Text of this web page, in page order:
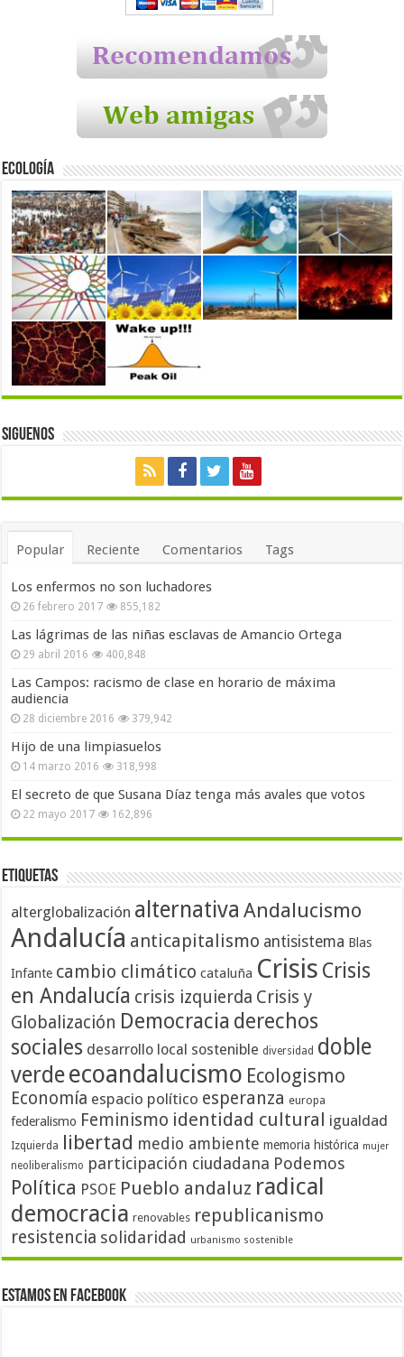
Ecología
Siguenos
Popular Reciente Comentarios Tags
Los enfermos no son luchadores
26 febrero 2017 855,182
Las lágrimas de las niñas esclavas de Amancio Ortega
29 abril 2016 400,848
Las Campos: racismo de clase en horario de máxima
audiencia
28 diciembre 2016 379,942
Hijo de una limpiasuelos
14 marzo 2016 318,998
El secreto de que Susana Díaz tenga más avales que votos
22 mayo 2017 162,896
Etiquetas
alterglobalización alternativa Andalucismo
Andalucía anticapitalismo antisistema Blas
Infante cambio climático cataluña Crisis Crisis
en Andalucía crisis izquierda Crisis y
Globalización Democracia derechos
sociales desarrollo local sostenible diversidad doble
verdeecoandalucismo Ecologismo
Economía espacio político esperanza europa
federalismo Feminismo identidad cultural igualdad
Izquierda libertad medio ambiente memoria histórica mujer
neoliberalismo participación ciudadana Podemos
Política PSOE Pueblo andaluz radical
democracia renovables republicanismo
resistencia solidaridad urbanismo sostenible
Estamos en Facebook